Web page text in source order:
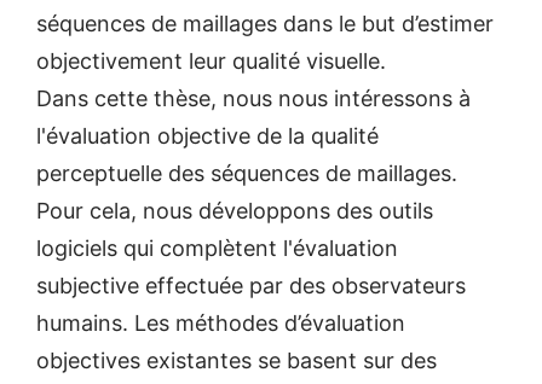
séquences de maillages dans le but d’estimer
objectivement leur qualité visuelle.
Dans cette thèse, nous nous intéressons à
l'évaluation objective de la qualité
perceptuelle des séquences de maillages.
Pour cela, nous développons des outils
logiciels qui complètent l'évaluation
subjective effectuée par des observateurs
humains. Les méthodes d’évaluation
objectives existantes se basent sur des